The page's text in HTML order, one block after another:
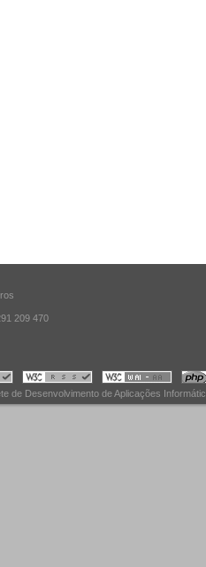
209 470
de Desenvolvimento de Aplicações